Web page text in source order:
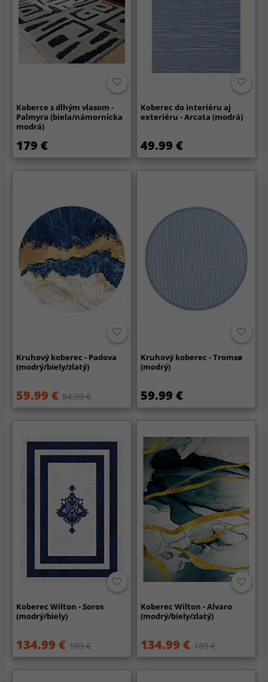
Koberce s dlhým vlasom -
Palmyra (biela/námornícka
modrá)
179 €
Koberec do interiéru aj
exteriéru - Arcata (modrá)
49.99 €
Kruhový koberec - Padova
(modrý/biely/zlatý)
59.99 € 84.99 €
Kruhový koberec - Tromsø
(modrý)
59.99 €
Koberec Wilton - Soros
(modrý/biely)
134.99 € 189 €
Koberec Wilton - Alvaro
(modrý/biely/zlatý)
134.99 € 189 €